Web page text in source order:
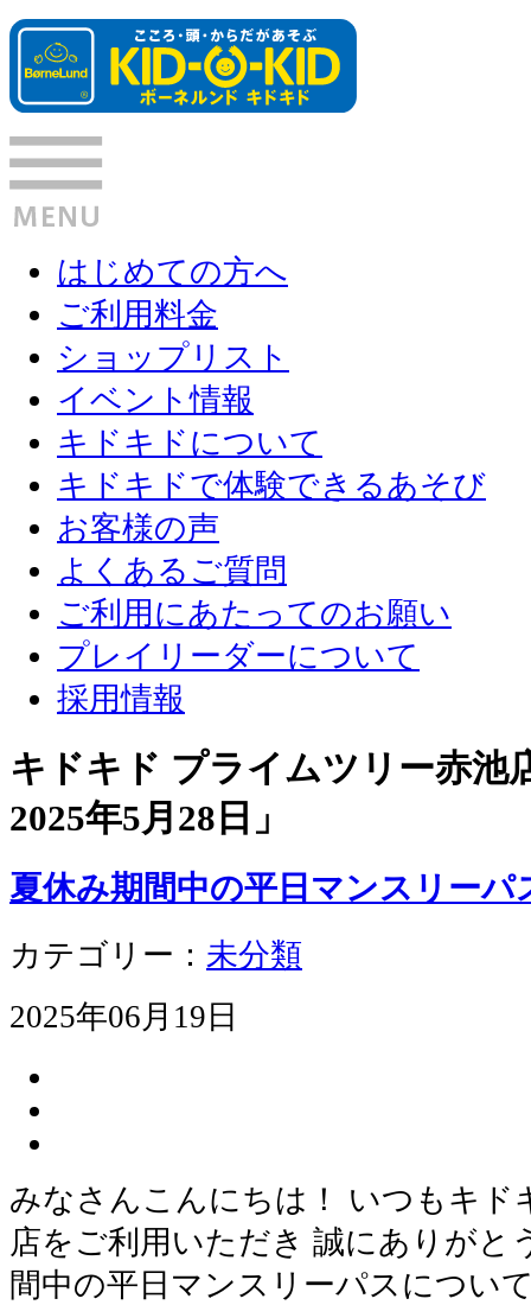
はじめての方へ
ご利用料金
ショップリスト
イベント情報
キドキドについて
キドキドで体験できるあそび
お客様の声
よくあるご質問
ご利用にあたってのお願い
プレイリーダーについて
採用情報
キドキド プライムツリー赤
2025年5月28日 」
夏休み期間中の平日マンスリー
カテゴリー： 未分類
2025年06月19日
みなさんこんにちは！ いつもキド
店をご利用いただき 誠にありがと
間中の平日マンスリーパスについ